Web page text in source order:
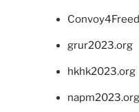
grur2023.org
hkhk2023.org
napm2023.org